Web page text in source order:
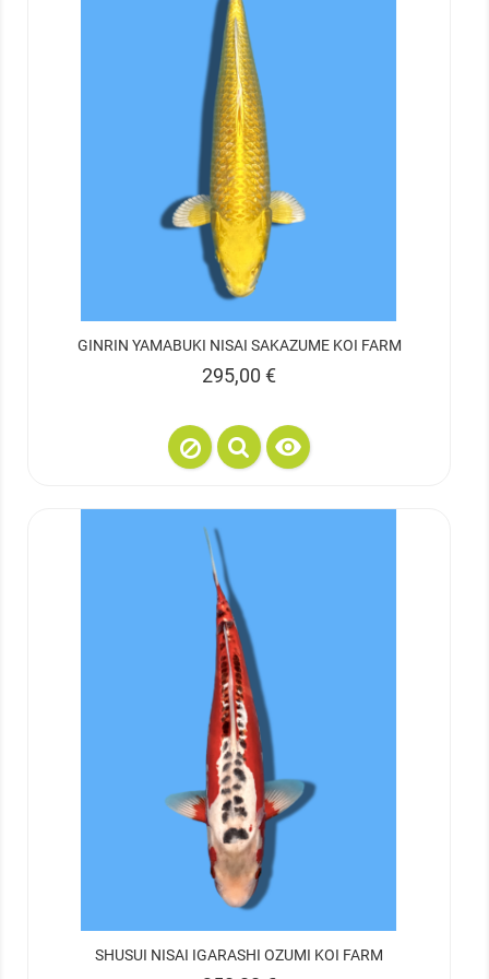
GINRIN YAMABUKI NISAI SAKAZUME KOI FARM
Prix
295,00 €

SHUSUI NISAI IGARASHI OZUMI KOI FARM